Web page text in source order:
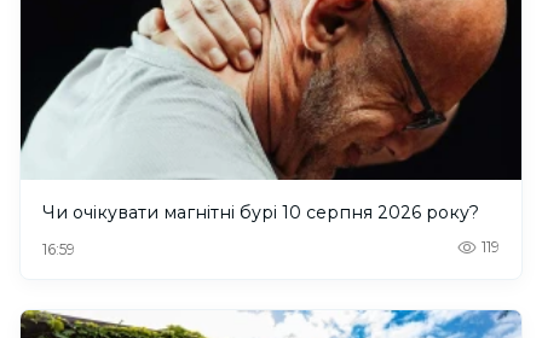
Чи очікувати магнітні бурі 10 серпня 2026 року?
16:59 119